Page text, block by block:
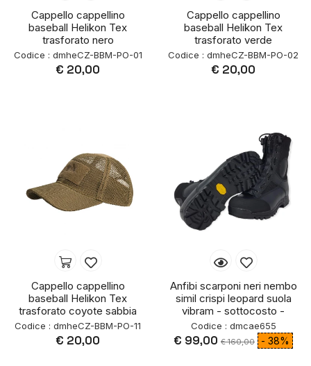
Cappello cappellino
baseball Helikon Tex
trasforato nero
Codice : dmheCZ-BBM-PO-01
€ 20,00
Cappello cappellino
baseball Helikon Tex
trasforato verde
Codice : dmheCZ-BBM-PO-02
€ 20,00
Cappello cappellino
baseball Helikon Tex
trasforato coyote sabbia
Codice : dmheCZ-BBM-PO-11
€ 20,00
Anfibi scarponi neri nembo
simil crispi leopard suola
vibram - sottocosto -
Codice : dmcae655
€ 99,00 € 160,00 - 38%